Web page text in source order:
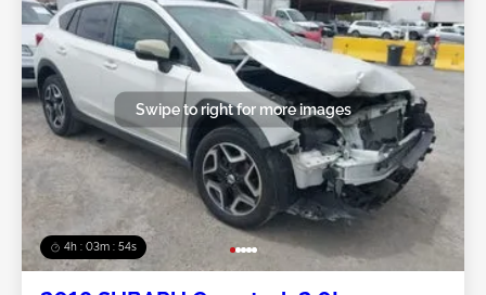
4h : 03m : 51s
Swipe to right for more images